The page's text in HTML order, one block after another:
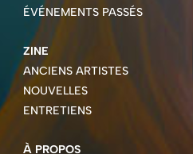
ÉVÉNEMENTS PASSÉS
ZINE
ANCIENS ARTISTES
NOUVELLES
ENTRETIENS
À PROPOS